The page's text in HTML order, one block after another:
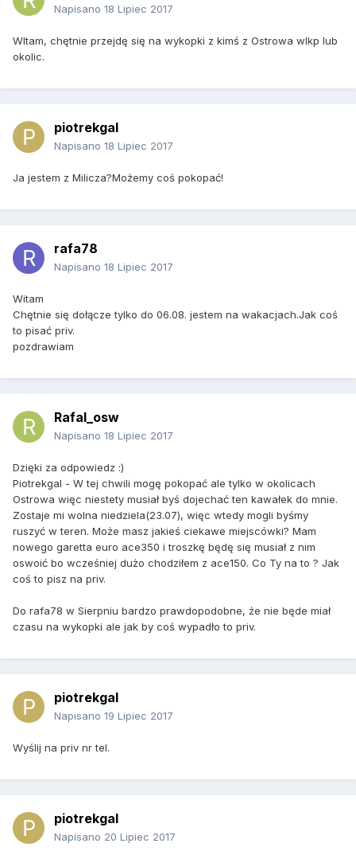
Napisano 18 Lipiec 2017
WItam, chętnie przejdę się na wykopki z kimś z Ostrowa wlkp lub
okolic.
piotrekgal
Napisano 18 Lipiec 2017
Ja jestem z Milicza?Możemy coś pokopać!
rafa78
Napisano 18 Lipiec 2017
Witam
Chętnie się dołącze tylko do 06.08. jestem na wakacjach.Jak coś
to pisać priv.
pozdrawiam
Rafal_osw
Napisano 18 Lipiec 2017
Dzięki za odpowiedz :)
Piotrekgal - W tej chwili mogę pokopać ale tylko w okolicach
Ostrowa więc niestety musiał byś dojechać ten kawałek do mnie.
Zostaje mi wolna niedziela(23.07), więc wtedy mogli byśmy
ruszyć w teren. Może masz jakieś ciekawe miejscówki? Mam
nowego garetta euro ace350 i troszkę będę się musiał z nim
oswoić bo wcześniej dużo chodziłem z ace150. Co Ty na to ? Jak
coś to pisz na priv.
Do rafa78 w Sierpniu bardzo prawdopodobne, że nie będe miał
czasu na wykopki ale jak by coś wypadło to priv.
piotrekgal
Napisano 19 Lipiec 2017
Wyślij na priv nr tel.
piotrekgal
Napisano 20 Lipiec 2017